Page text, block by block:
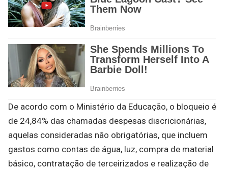
De acordo com o Ministério da Educação, o bloqueio é
de 24,84% das chamadas despesas discricionárias,
aquelas consideradas não obrigatórias, que incluem
gastos como contas de água, luz, compra de material
básico, contratação de terceirizados e realização de